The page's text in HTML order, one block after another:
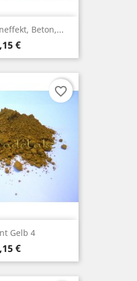
Beton,...
€
Gelb 4
€
favorite_border